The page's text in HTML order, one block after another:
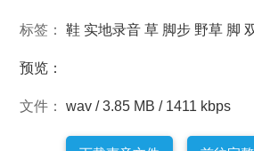
标签： 鞋 实地录音 草 脚步 野草 脚
预览：
文件： wav / 3.85 MB / 1411 kbps